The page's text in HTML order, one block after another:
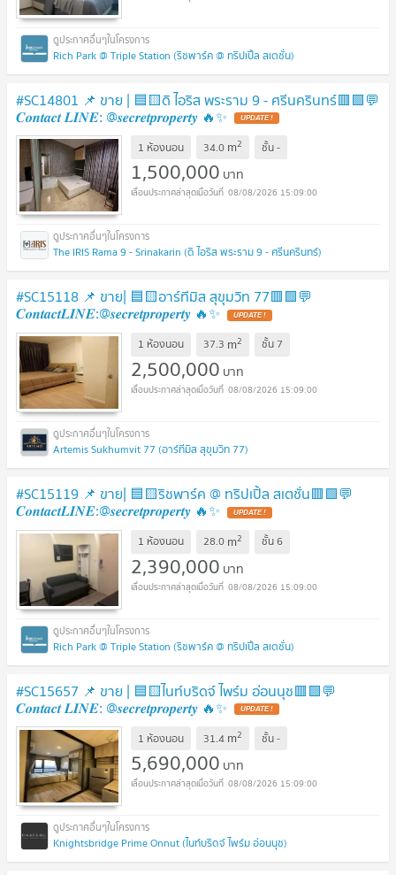
Rich Park @ Triple Station (ริชพาร์ค @ ทริปเปิ้ล สเตชั่น)
#SC14801​​ 📌 ขาย | 🟦🟨ดิ ไอริส พระราม 9 - ศรีนครินทร์🟥🟩💬
𝑪𝒐𝒏𝒕𝒂𝒄𝒕 𝑳𝑰𝑵𝑬: @𝒔𝒆𝒄𝒓𝒆𝒕𝒑𝒓𝒐𝒑𝒆𝒓𝒕𝒚 🔥✨ UPDATE !
1 ห้องนอน 34.0 m2 ชั้น-
1,500,000 บาท
08/08/2026 15:09:00
The IRIS Rama 9 - Srinakarin (ดิ ไอริส พระราม 9 - ศรีนครินทร์)
#​​SC15118 📌 ขาย| 🟦🟨อาร์ทีมิส สุขุมวิท 77🟥🟩💬
𝑪𝒐𝒏𝒕𝒂𝒄𝒕𝑳𝑰𝑵𝑬:@𝒔𝒆𝒄𝒓𝒆𝒕𝒑𝒓𝒐𝒑𝒆𝒓𝒕𝒚 🔥✨ UPDATE !
1 ห้องนอน 37.3 m2 ชั้น 7
2,500,000 บาท
08/08/2026 15:09:00
Artemis Sukhumvit 77 (อาร์ทีมิส สุขุมวิท 77)
#​​SC15119 📌 ขาย| 🟦🟨ริชพาร์ค @ ทริปเปิ้ล สเตชั่น🟥🟩💬
𝑪𝒐𝒏𝒕𝒂𝒄𝒕𝑳𝑰𝑵𝑬:@𝒔𝒆𝒄𝒓𝒆𝒕𝒑𝒓𝒐𝒑𝒆𝒓𝒕𝒚 🔥✨ UPDATE !
1 ห้องนอน 28.0 m2 ชั้น6
2,390,000 บาท
08/08/2026 15:09:00
Rich Park @ Triple Station (ริชพาร์ค @ ทริปเปิ้ล สเตชั่น)
#SC15657 📌 ขาย | 🟦🟨ไนท์บริดจ์ ไพร์ม อ่อนนุช🟥🟩💬
𝑪𝒐𝒏𝒕𝒂𝒄𝒕 𝑳𝑰𝑵𝑬: @𝒔𝒆𝒄𝒓𝒆𝒕𝒑𝒓𝒐𝒑𝒆𝒓𝒕𝒚 🔥✨ UPDATE !
1 ห้องนอน 31.4 m2 ชั้น-
5,690,000 บาท
08/08/2026 15:09:00
Knightsbridge Prime Onnut (ไนท์บริดจ์ ไพร์ม อ่อนนุช)